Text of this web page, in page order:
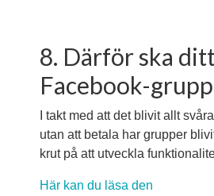
8. Därför ska
Facebook-grupp
I takt med att det blivit allt
utan att betala har grupper
krut på att utveckla
Här kan du läsa den